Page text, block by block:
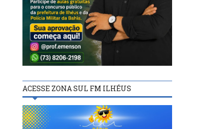
ACESSE ZONA SUL FM ILHÉUS